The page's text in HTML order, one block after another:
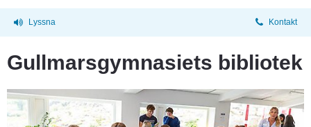
Lyssna Kontakt
Gullmarsgymnasiets bibliotek